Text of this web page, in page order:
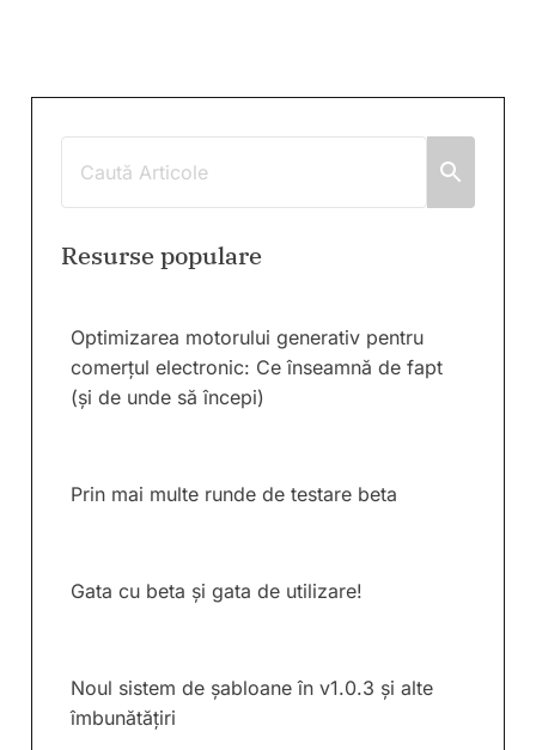
Resurse populare
Optimizarea motorului generativ pentru
comerțul electronic: Ce înseamnă de fapt
(și de unde să începi)
Prin mai multe runde de testare beta
Gata cu beta și gata de utilizare!
Noul sistem de șabloane în v1.0.3 și alte
îmbunătățiri